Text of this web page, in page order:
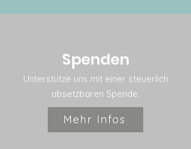
Spenden
Unterstütze uns mit einer steuerlich
absetzbaren Spende.
Mehr Infos